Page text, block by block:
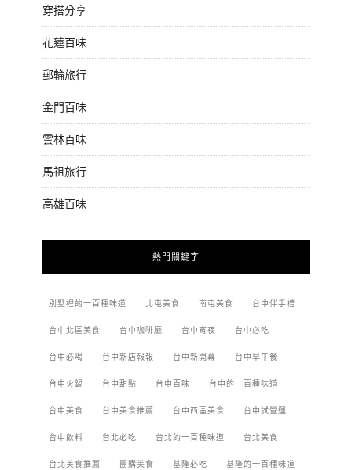
穿搭分享
花蓮百味
郵輪旅行
金門百味
雲林百味
馬祖旅行
高雄百味
熱門關鍵字
別墅裡的一百種味道 北屯美食 南屯美食 台中伴手禮
台中北區美食 台中咖啡廳 台中宵夜 台中必吃
台中必喝 台中新店報報 台中新開幕 台中早午餐
台中火鍋 台中甜點 台中百味 台中的一百種味道
台中美食 台中美食推薦 台中西區美食 台中試營運
台中飲料 台北必吃 台北的一百種味道 台北美食
台北美食推薦 團購美食 基隆必吃 基隆的一百種味道